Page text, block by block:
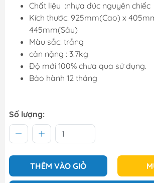
Chất liệu :nhựa đúc nguyên chiếc
Kích thước: 925mm(Cao) x
445mm(Sâu)
Màu sắc: trắng
cân nặng : 3.7kg
Độ mới 100% chưa qua sử dụng.
Bảo hành 12 tháng
Số lượng:
THÊM VÀO GIỎ